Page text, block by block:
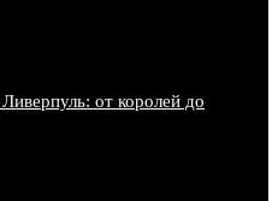
от королей до